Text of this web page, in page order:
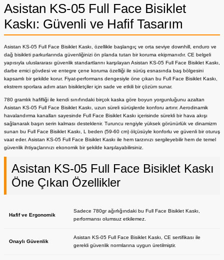
Asistan KS-05 Full Face Bisiklet
Kaskı: Güvenli ve Hafif Tasarım
Asistan KS-05 Full Face Bisiklet Kaskı, özellikle başlangıç ve orta seviye downhill, enduro ve
dağ bisikleti parkurlarında güvenliğinizi ön planda tutan bir koruma ekipmanıdır. CE belgeli
yapısıyla uluslararası güvenlik standartlarını karşılayan Asistan KS-05 Full Face Bisiklet Kaskı,
darbe emici gövdesi ve entegre çene koruma özelliği ile sürüş esnasında baş bölgesini
kapsamlı bir şekilde korur. Fiyat-performans dengesiyle öne çıkan bu Full Face Bisiklet Kaskı,
ekstrem sporlara adım atan bisikletçiler için sade ve etkili bir çözüm sunar.
780 gramlık hafifliği ile kendi sınıfındaki birçok kaska göre boyun yorgunluğunu azaltan
Asistan KS-05 Full Face Bisiklet Kaskı, uzun süreli sürüşlerde konforu artırır. Aerodinamik
havalandırma kanalları sayesinde Full Face Bisiklet Kaskı içerisinde sürekli bir hava akışı
sağlanarak başın serin kalması desteklenir. Turuncu rengiyle yüksek görünürlük ve dinamizm
sunan bu Full Face Bisiklet Kaskı, L beden (59-60 cm) ölçüsüyle konforlu ve güvenli bir oturuş
vaat eder. Asistan KS-05 Full Face Bisiklet Kaskı ile hem tarzınızı sergileyebilir hem de temel
güvenlik ihtiyaçlarınızı ekonomik bir şekilde karşılayabilirsiniz.
Asistan KS-05 Full Face Bisiklet Kaskı
Öne Çıkan Özellikler
Hafif ve Ergonomik
Sadece 780gr ağırlığındaki bu Full Face Bisiklet Kaskı,
performansı olumsuz etkilemez.
Onaylı Güvenlik
Asistan KS-05 Full Face Bisiklet Kaskı, CE sertifikası ile
gerekli güvenlik normlarına uygun üretilmiştir.